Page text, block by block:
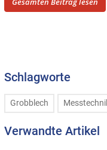
Schlagworte
Grobblech
Verwandte Artikel